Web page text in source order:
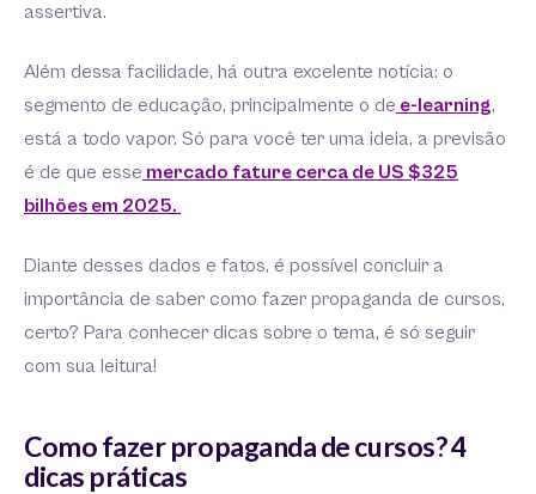
assertiva.
Além dessa facilidade, há outra excelente notícia: o
segmento de educação, principalmente o de e-learning,
está a todo vapor. Só para você ter uma ideia, a previsão
é de que esse mercado fature cerca de US $325
bilhões em 2025.
Diante desses dados e fatos, é possível concluir a
importância de saber como fazer propaganda de cursos,
certo? Para conhecer dicas sobre o tema, é só seguir
com sua leitura!
Como fazer propaganda de cursos? 4
dicas práticas